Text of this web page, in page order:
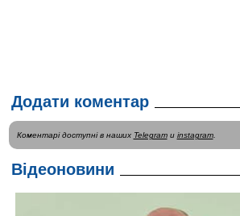
Додати коментар
Коментарі доступні в наших Telegramи instagram.
Відеоновини